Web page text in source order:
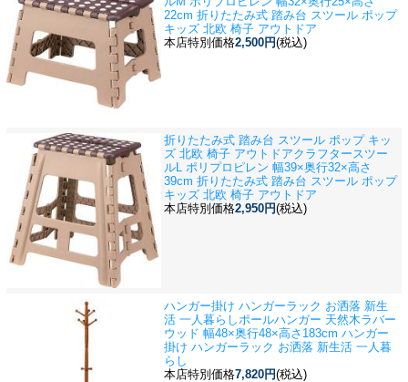
22cm 折りたたみ式 踏み台 スツール ポップ
キッズ 北欧 椅子 アウトドア
本店特別価格2,500円(税込)
折りたたみ式 踏み台 スツール ポップ キッ
ズ 北欧 椅子 アウトドアクラフタースツー
ルL ポリプロピレン 幅39×奥行32×高さ
39cm 折りたたみ式 踏み台 スツール ポップ
キッズ 北欧 椅子 アウトドア
本店特別価格2,950円(税込)
ハンガー掛け ハンガーラック お洒落 新生
活 一人暮らし ポールハンガー 天然木ラバー
ウッド 幅48×奥行48×高さ183cm ハンガー
掛け ハンガーラック お洒落 新生活 一人暮
らし
本店特別価格7,820円(税込)